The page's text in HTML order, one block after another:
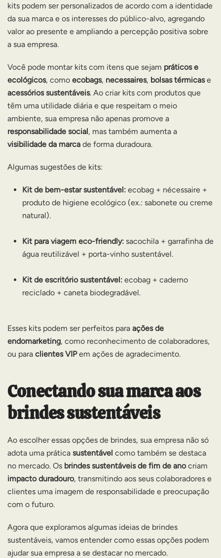
kits podem ser personalizados de acordo com a identidade
da sua marca e os interesses do público-alvo, agregando
valor ao presente e ampliando a percepção positiva sobre
a sua empresa.
Você pode montar kits com itens que sejam práticos e
ecológicos, como ecobags, necessaires, bolsas térmicase
acessórios sustentáveis. Ao criar kits com produtos que
têm uma utilidade diária e que respeitam o meio
ambiente, sua empresa não apenas promove a
responsabilidade social, mas também aumenta a
visibilidade da marca de forma duradoura.
Algumas sugestões de kits:
Kit de bem-estar sustentável: ecobag + nécessaire +
produto de higiene ecológico (ex.: sabonete ou creme
natural).
Kit para viagem eco-friendly: sacochila + garrafinha de
água reutilizável + porta-vinho sustentável.
Kit de escritório sustentável: ecobag + caderno
reciclado + caneta biodegradável.
Esses kits podem ser perfeitos para ações de
endomarketing, como reconhecimento de colaboradores,
ou para clientes VIPem ações de agradecimento.
Conectando sua marca aos
brindes sustentáveis
Ao escolher essas opções de brindes, sua empresa não só
adota uma prática sustentável como também se destaca
no mercado. Os brindes sustentáveis de fim de anocriam
impacto duradouro, transmitindo aos seus colaboradores e
clientes uma imagem de responsabilidade e preocupação
com o futuro.
Agora que exploramos algumas ideias de brindes
sustentáveis, vamos entender como essas opções podem
ajudar sua empresa a se destacar no mercado.